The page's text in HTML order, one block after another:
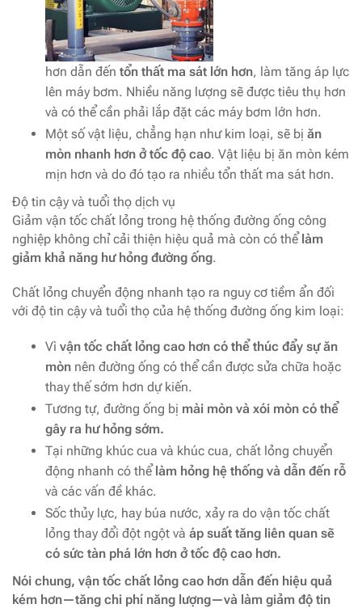
hơn dẫn đến tổn thất ma sát lớn hơn, làm tăng áp lực
lên máy bơm. Nhiều năng lượng sẽ được tiêu thụ hơn
và có thể cần phải lắp đặt các máy bơm lớn hơn.
Một số vật liệu, chẳng hạn như kim loại, sẽ bị ăn
mòn nhanh hơn ở tốc độ cao. Vật liệu bị ăn mòn kém
mịn hơn và do đó tạo ra nhiều tổn thất ma sát hơn.
Độ tin cậy và tuổi thọ dịch vụ
Giảm vận tốc chất lỏng trong hệ thống đường ống công
nghiệp không chỉ cải thiện hiệu quả mà còn có thểlàm
giảm khả năng hư hỏng đường ống.
Chất lỏng chuyển động nhanh tạo ra nguy cơ tiềm ẩn đối
với độ tin cậy và tuổi thọ của hệ thống đường ống kim loại:
Vì vận tốc chất lỏng cao hơn có thể thúc đẩy sự ăn
mònnên đường ống có thể cần được sửa chữa hoặc
thay thế sớm hơn dự kiến.
Tương tự, đường ống bị mài mòn và xói mòn có thể
gây ra hư hỏng sớm.
Tại những khúc cua và khúc cua, chất lỏng chuyển
động nhanh có thểlàm hỏng hệ thống và dẫn đến rỗ
và các vấn đề khác.
Sốc thủy lực, hay búa nước, xảy ra do vận tốc chất
lỏng thay đổi đột ngột và áp suất tăng liên quan sẽ
có sức tàn phá lớn hơn ở tốc độ cao hơn.
Nói chung, vận tốc chất lỏng cao hơn dẫn đến hiệu quả
kém hơn—tăng chi phí năng lượng—và làm giảm độ tin